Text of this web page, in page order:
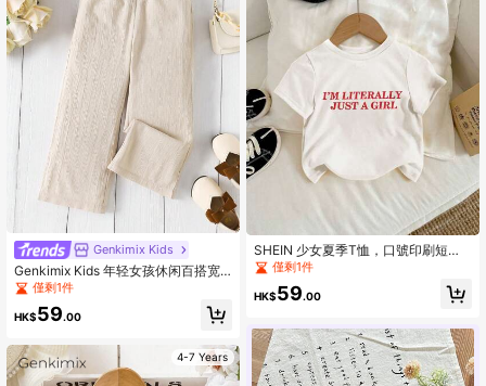
Genkimix Kids
Genkimix Kids 年轻女孩休闲百搭宽
松舒适纹理纯色阔腿裤杏色适合海滩
行
僅剩1件
HK$59.00
4-7 Years
SHEIN 少女夏季T恤，口號印刷短袖
休閒圓領上衣帶字母印刷
僅剩1件
HK$59.00